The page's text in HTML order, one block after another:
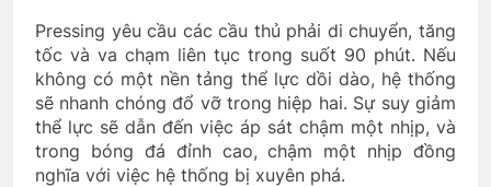
Pressing yêu cầu các cầu thủ phải di chuyển, tăng
tốc và va chạm liên tục trong suốt 90 phút. Nếu
không có một nền tảng thể lực dồi dào, hệ thống
sẽ nhanh chóng đổ vỡ trong hiệp hai. Sự suy giảm
thể lực sẽ dẫn đến việc áp sát chậm một nhịp, và
trong bóng đá đỉnh cao, chậm một nhịp đồng
nghĩa với việc hệ thống bị xuyên phá.